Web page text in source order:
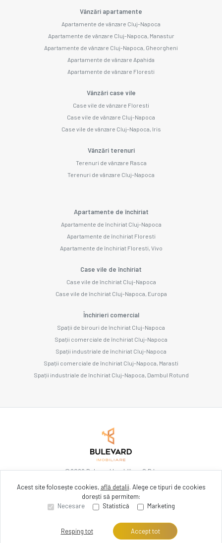
Vânzări apartamente
Apartamente de vânzare Cluj-Napoca
Apartamente de vânzare Cluj-Napoca, Manastur
Apartamente de vânzare Cluj-Napoca, Gheorgheni
Apartamente de vânzare Apahida
Apartamente de vânzare Floresti
Vânzări case vile
Case vile de vânzare Floresti
Case vile de vânzare Cluj-Napoca
Case vile de vânzare Cluj-Napoca, Iris
Vânzări terenuri
Terenuri de vânzare Rasca
Terenuri de vânzare Cluj-Napoca
Apartamente de închiriat
Apartamente de închiriat Cluj-Napoca
Apartamente de închiriat Floresti
Apartamente de închiriat Floresti, Vivo
Case vile de închiriat
Case vile de închiriat Cluj-Napoca
Case vile de închiriat Cluj-Napoca, Europa
Închirieri comercial
Spații de birouri de închiriat Cluj-Napoca
Spații comerciale de închiriat Cluj-Napoca
Spații industriale de închiriat Cluj-Napoca
Spații comerciale de închiriat Cluj-Napoca, Marasti
Spații industriale de închiriat Cluj-Napoca, Dambul Rotund
©2026Bulevard Imobiliare S.R.L.
Site creat în
Acest site folosește cookies, află detalii. Alege ce tipuri de cookies
dorești să permitem:
Necesare
Statistică Marketing
Resping tot Accept tot